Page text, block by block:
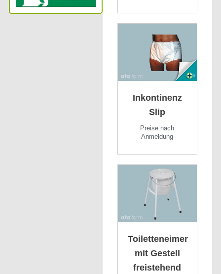
Inkontinenz
Slip
Preise nach
Anmeldung
Toiletteneimer
mit Gestell
freistehend